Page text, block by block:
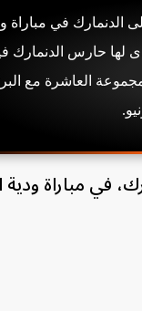
الدنمارك في مباراة
تصدى لها حارس الدنمارك
تستعد لكأس العالم 2026 ضمن المجموعة العاشرة
في مباراة